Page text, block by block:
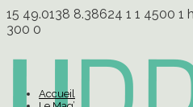
15 49.0138 8.38624 1 1 4500 1
300 0
Accueil